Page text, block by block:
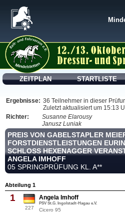
ZEITPLAN STARTLISTE
Ergebnisse: 36 Teilnehmer in dieser
Zuletzt aktualisiert um 15:13
Richter:
Susanne Elarousy
Janusz Luniak
PREIS VON GABELSTAPLER
FORSTDIENSTLEISTUNGEN
SCHLOSS HEXENAGGER
ANGELA IMHOFF
05 SPRINGPRÜFUNG KL. A**
Abteilung 1
1
227
Angela Imhoff
PSV St.G. Ingolstadt-Hagau e.V.
Cicero 95